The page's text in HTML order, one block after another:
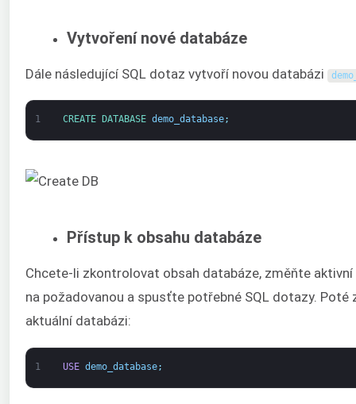
Vytvoření nové databáze
Dále následující SQL dotaz vytvoří novou databázi
1 CREATE DATABASE demo_database;
Přístup k obsahu databáze
Chcete-li zkontrolovat obsah databáze, změňte
na požadovanou a spusťte potřebné SQL dotazy. Poté
aktuální databázi:
1 USE demo_database;